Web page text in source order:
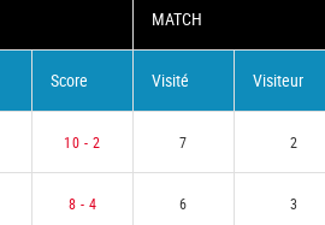
MATCH
Score Visité Visiteur
10 - 2 7 2
8 - 4 6 3